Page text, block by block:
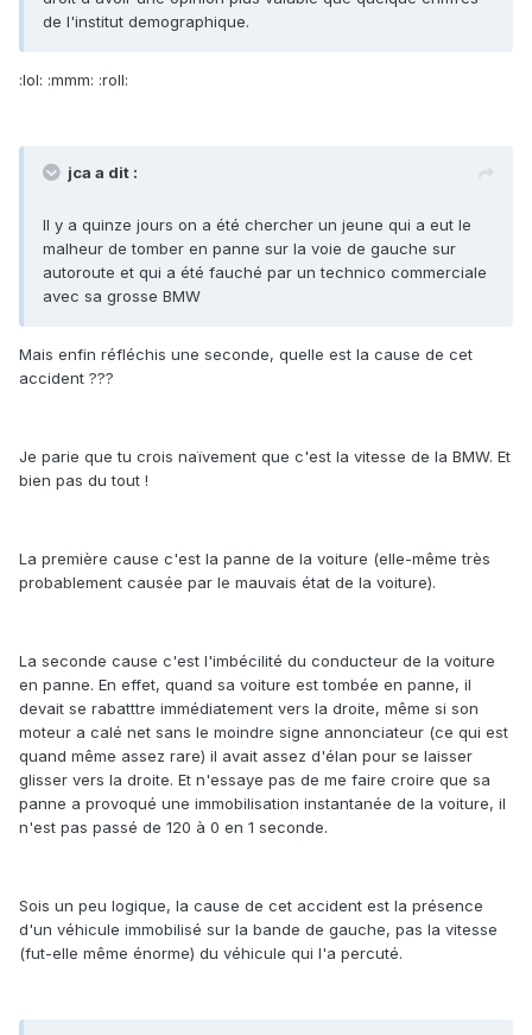
de l'institut demographique.
:lol: :mmm: :roll:
jca a dit :
Il y a quinze jours on a été chercher un jeune qui a eut le
malheur de tomber en panne sur la voie de gauche sur
autoroute et qui a été fauché par un technico commerciale
avec sa grosse BMW
Mais enfin réfléchis une seconde, quelle est la cause de cet
accident ???
Je parie que tu crois naïvement que c'est la vitesse de la BMW. Et
bien pas du tout !
La première cause c'est la panne de la voiture (elle-même très
probablement causée par le mauvais état de la voiture).
La seconde cause c'est l'imbécilité du conducteur de la voiture
en panne. En effet, quand sa voiture est tombée en panne, il
devait se rabatttre immédiatement vers la droite, même si son
moteur a calé net sans le moindre signe annonciateur (ce qui est
quand même assez rare) il avait assez d'élan pour se laisser
glisser vers la droite. Et n'essaye pas de me faire croire que sa
panne a provoqué une immobilisation instantanée de la voiture, il
n'est pas passé de 120 à 0 en 1 seconde.
Sois un peu logique, la cause de cet accident est la présence
d'un véhicule immobilisé sur la bande de gauche, pas la vitesse
(fut-elle même énorme) du véhicule qui l'a percuté.